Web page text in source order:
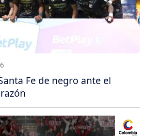
Fe de negro ante el